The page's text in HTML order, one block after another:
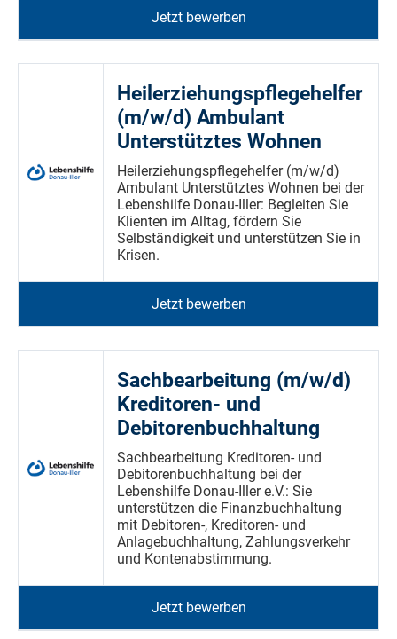
Jetzt bewerben
Heilerziehungspflegehelfer
(m/w/d) Ambulant
Unterstütztes Wohnen
Heilerziehungspflegehelfer (m/w/d)
Ambulant Unterstütztes Wohnen bei der
Lebenshilfe Donau-Iller: Begleiten Sie
Klienten im Alltag, fördern Sie
Selbständigkeit und unterstützen Sie in
Krisen.
Jetzt bewerben
Sachbearbeitung (m/w/d)
Kreditoren- und
Debitorenbuchhaltung
Sachbearbeitung Kreditoren- und
Debitorenbuchhaltung bei der
Lebenshilfe Donau-Iller e.V.: Sie
unterstützen die Finanzbuchhaltung
mit Debitoren-, Kreditoren- und
Anlagebuchhaltung, Zahlungsverkehr
und Kontenabstimmung.
Jetzt bewerben